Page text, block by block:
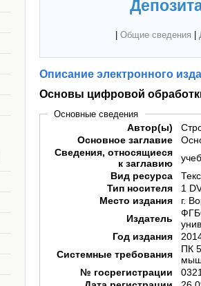
Общие сведения
Описание электронного
Основы цифровой
Основные сведения
Автор(ы)
Основное заглавие
Сведения, относящиеся
к заглавию
Вид ресурса
Тип носителя
1
Место издания
г.
Издатель
Год издания
Системные требования
ПК
№ госрегистрации